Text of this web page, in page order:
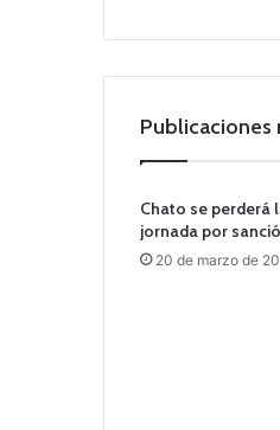
Publicaciones
Chato se perderá
jornada por
20 de marzo de